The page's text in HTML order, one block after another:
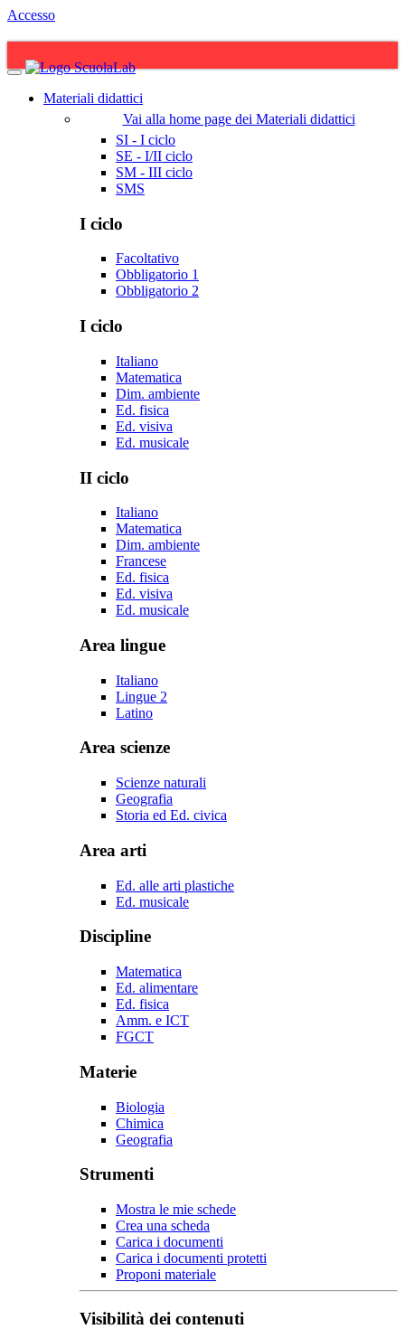
Accesso
Materiali didattici
Vai alla home page dei Materiali didattici
SI - I ciclo
SE - I/II ciclo
SM - III ciclo
SMS
I ciclo
Facoltativo
Obbligatorio 1
Obbligatorio 2
I ciclo
Italiano
Matematica
Dim. ambiente
Ed. fisica
Ed. visiva
Ed. musicale
II ciclo
Italiano
Matematica
Dim. ambiente
Francese
Ed. fisica
Ed. visiva
Ed. musicale
Area lingue
Italiano
Lingue 2
Latino
Area scienze
Scienze naturali
Geografia
Storia ed Ed. civica
Area arti
Ed. alle arti plastiche
Ed. musicale
Discipline
Matematica
Ed. alimentare
Ed. fisica
Amm. e ICT
FGCT
Materie
Biologia
Chimica
Geografia
Strumenti
Mostra le mie schede
Crea una scheda
Carica i documenti
Carica i documenti protetti
Proponi materiale
Visibilità dei contenuti